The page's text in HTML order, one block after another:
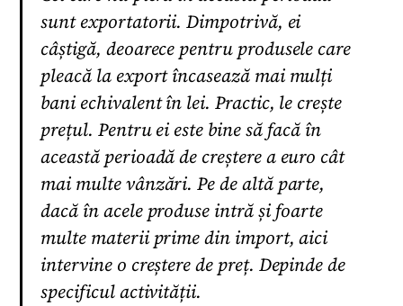
sunt exportatorii. Dimpotrivă, ei
câștigă, deoarece pentru produsele care
pleacă la export încasează mai mulți
bani echivalent în lei. Practic, le crește
prețul. Pentru ei este bine să facă în
această perioadă de creștere a euro cât
mai multe vânzări. Pe de altă parte,
dacă în acele produse intră și foarte
multe materii prime din import, aici
intervine o creștere de preț. Depinde de
specificul activității.